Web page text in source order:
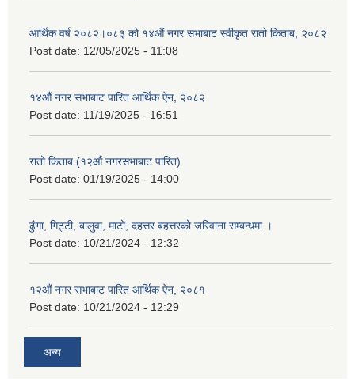
आर्थिक वर्ष २०८२।०८३ को १४औं नगर सभाबाट स्वीकृत रातो किताब, २०८२
Post date: 12/05/2025 - 11:08
१४औं नगर सभाबाट पारित आर्थिक ऐन, २०८२
Post date: 11/19/2025 - 16:51
रातो किताब (१२औं नगरसभाबाट पारित)
Post date: 01/19/2025 - 14:00
ढुंगा, गिट्टी, बालुवा, माटो, दहत्तर बहत्तरको जरिवाना सम्बन्धमा ।
Post date: 10/21/2024 - 12:32
१२औं नगर सभाबाट पारित आर्थिक ऐन, २०८१
Post date: 10/21/2024 - 12:29
अन्य